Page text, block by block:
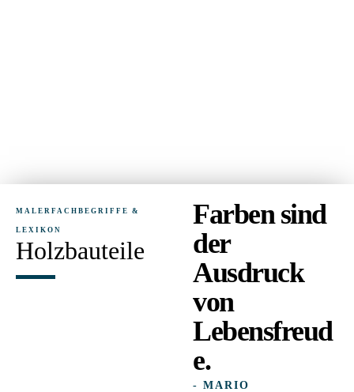
MALERFACHBEGRIFFE &
LEXIKON
Holzbauteile
Farben sind
der
Ausdruck
von
Lebensfreud
e.
- MARIO